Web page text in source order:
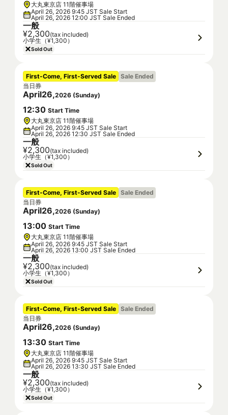
大丸東京店 11階催事場
April 26, 2026 9:45 JST Sale Start
April 26, 2026 12:00 JST Sale Ended
一般
¥2,300(tax included)
小学生（¥1,300）
Sold Out
First-Come, First-Served Sale Sale Ended
当日券
April26,2026 (Sunday)
12:30 Start Time
大丸東京店 11階催事場
April 26, 2026 9:45 JST Sale Start
April 26, 2026 12:30 JST Sale Ended
一般
¥2,300(tax included)
小学生（¥1,300）
Sold Out
First-Come, First-Served Sale Sale Ended
当日券
April26,2026 (Sunday)
13:00 Start Time
大丸東京店 11階催事場
April 26, 2026 9:45 JST Sale Start
April 26, 2026 13:00 JST Sale Ended
一般
¥2,300(tax included)
小学生（¥1,300）
Sold Out
First-Come, First-Served Sale Sale Ended
当日券
April26,2026 (Sunday)
13:30 Start Time
大丸東京店 11階催事場
April 26, 2026 9:45 JST Sale Start
April 26, 2026 13:30 JST Sale Ended
一般
¥2,300(tax included)
小学生（¥1,300）
Sold Out